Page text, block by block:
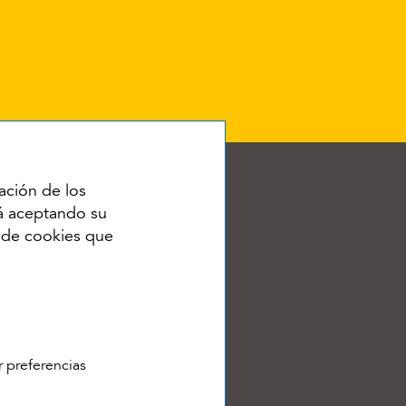
de los
aceptando su
cookies que
preferencias